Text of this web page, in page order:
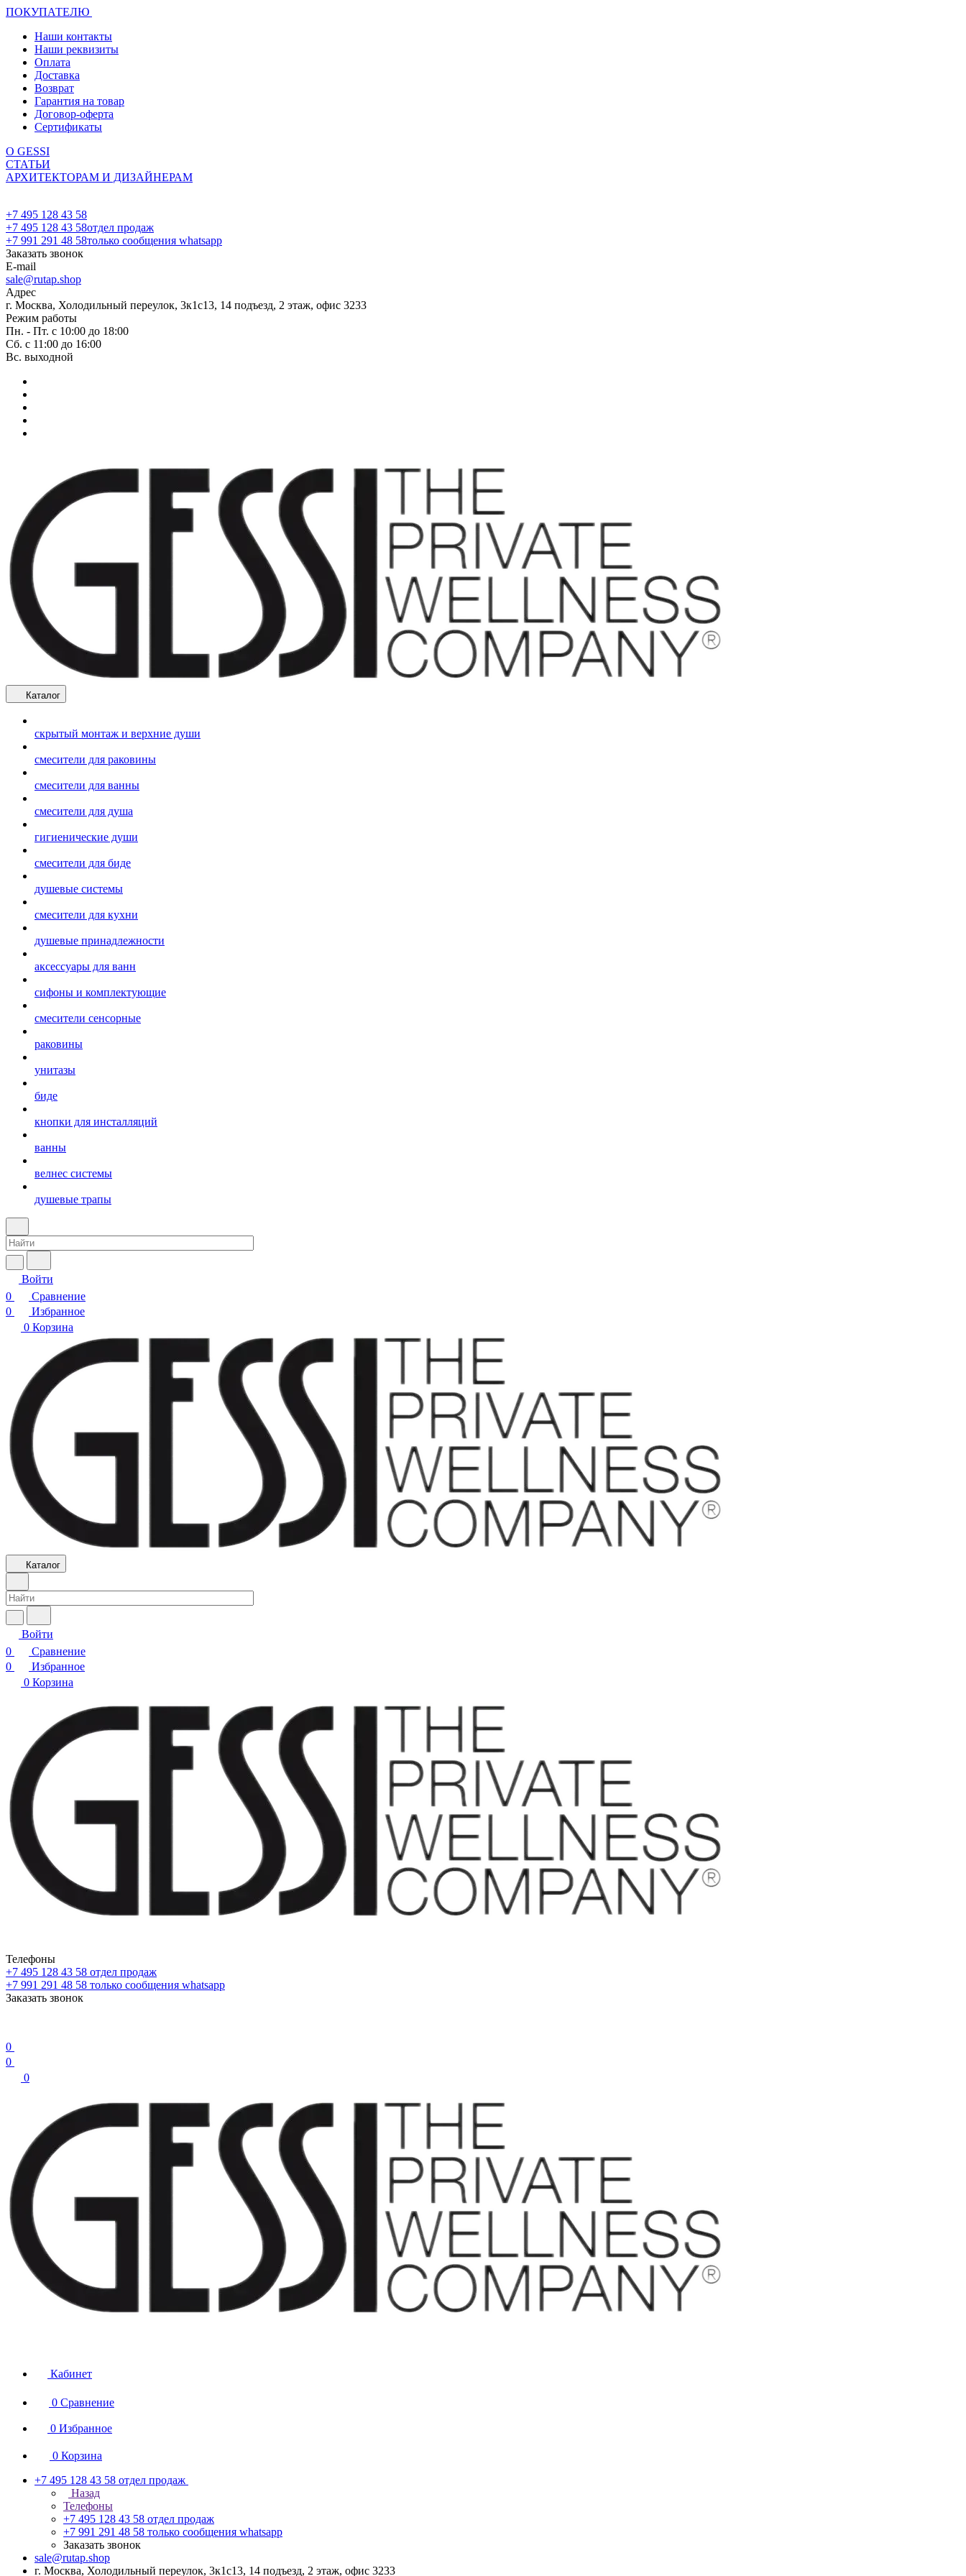
ПОКУПАТЕЛЮ
Наши контакты
Наши реквизиты
Оплата
Доставка
Возврат
Гарантия на товар
Договор-оферта
Сертификаты
О GESSI
СТАТЬИ
АРХИТЕКТОРАМ И ДИЗАЙНЕРАМ
+7 495 128 43 58
+7 495 128 43 58отдел продаж
+7 991 291 48 58только сообщения whatsapp
Заказать звонок
E-mail
sale@rutap.shop
Адрес
г. Москва, Холодильный переулок, 3к1с13, 14 подъезд, 2 этаж, офис 3233
Режим работы
Пн. - Пт. с 10:00 до 18:00
Сб. с 11:00 до 16:00
Вс. выходной
Каталог
скрытый монтаж и верхние души
смесители для раковины
смесители для ванны
смесители для душа
гигиенические души
смесители для биде
душевые системы
смесители для кухни
душевые принадлежности
аксессуары для ванн
сифоны и комплектующие
смесители сенсорные
раковины
унитазы
биде
кнопки для инсталляций
ванны
велнес системы
душевые трапы
Войти
0
Сравнение
0
Избранное
0 Корзина
Каталог
Войти
0
Сравнение
0
Избранное
0 Корзина
Телефоны
+7 495 128 43 58 отдел продаж
+7 991 291 48 58 только сообщения whatsapp
Заказать звонок
0
0
0
Кабинет
0 Сравнение
0 Избранное
0 Корзина
+7 495 128 43 58 отдел продаж
Назад
Телефоны
+7 495 128 43 58 отдел продаж
+7 991 291 48 58 только сообщения whatsapp
Заказать звонок
sale@rutap.shop
г. Москва, Холодильный переулок, 3к1с13, 14 подъезд, 2 этаж, офис 3233